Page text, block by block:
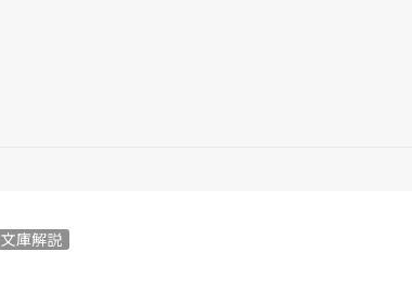
文庫解説